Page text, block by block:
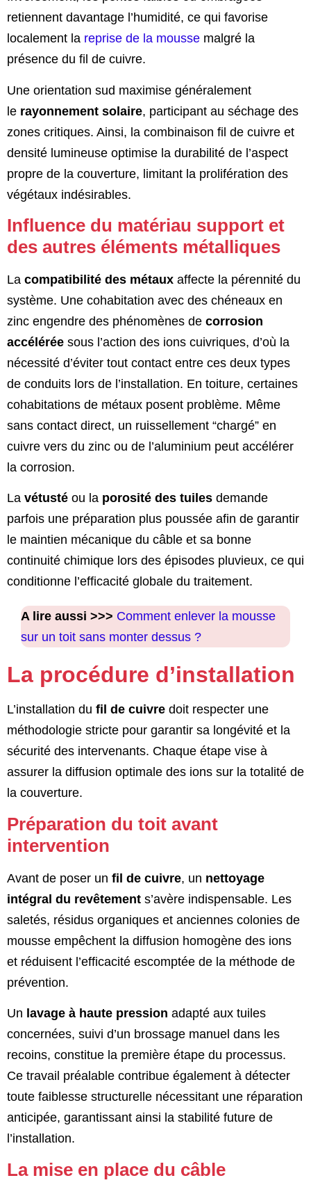
retiennent davantage l’humidité, ce qui favorise
localement la reprise de la mousse malgré la
présence du fil de cuivre.
Une orientation sud maximise généralement
le rayonnement solaire, participant au séchage des
zones critiques. Ainsi, la combinaison fil de cuivre et
densité lumineuse optimise la durabilité de l’aspect
propre de la couverture, limitant la prolifération des
végétaux indésirables.
Influence du matériau support et
des autres éléments métalliques
La compatibilité des métaux affecte la pérennité du
système. Une cohabitation avec des chéneaux en
zinc engendre des phénomènes de corrosion
accélérée sous l’action des ions cuivriques, d’où la
nécessité d’éviter tout contact entre ces deux types
de conduits lors de l’installation. En toiture, certaines
cohabitations de métaux posent problème. Même
sans contact direct, un ruissellement “chargé” en
cuivre vers du zinc ou de l’aluminium peut accélérer
la corrosion.
La vétusté ou la porosité des tuiles demande
parfois une préparation plus poussée afin de garantir
le maintien mécanique du câble et sa bonne
continuité chimique lors des épisodes pluvieux, ce qui
conditionne l’efficacité globale du traitement.
A lire aussi >>> Comment enlever la mousse
sur un toit sans monter dessus ?
La procédure d’installation
L’installation du fil de cuivre doit respecter une
méthodologie stricte pour garantir sa longévité et la
sécurité des intervenants. Chaque étape vise à
assurer la diffusion optimale des ions sur la totalité de
la couverture.
Préparation du toit avant
intervention
Avant de poser un fil de cuivre, un nettoyage
intégral du revêtement s’avère indispensable. Les
saletés, résidus organiques et anciennes colonies de
mousse empêchent la diffusion homogène des ions
et réduisent l’efficacité escomptée de la méthode de
prévention.
Un lavage à haute pression adapté aux tuiles
concernées, suivi d’un brossage manuel dans les
recoins, constitue la première étape du processus.
Ce travail préalable contribue également à détecter
toute faiblesse structurelle nécessitant une réparation
anticipée, garantissant ainsi la stabilité future de
l’installation.
La mise en place du câble